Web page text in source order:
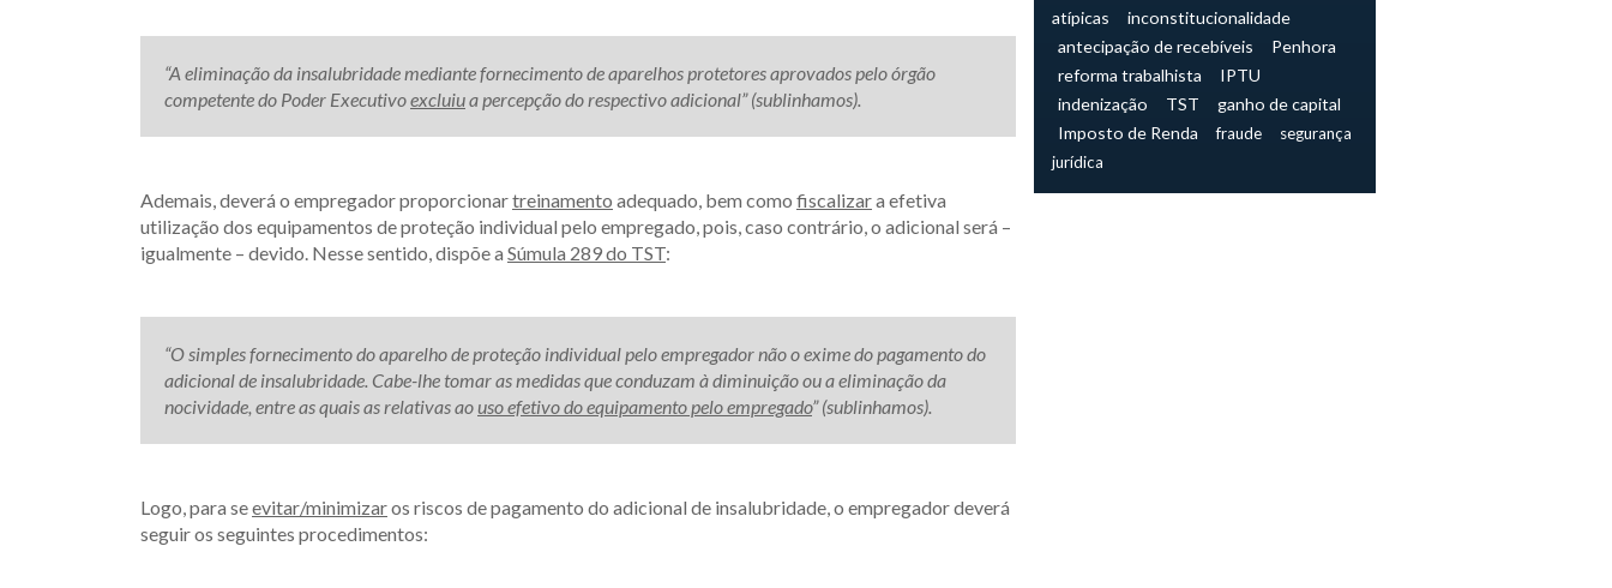
“A eliminação da insalubridade mediante fornecimento de aparelhos protetores aprovados pelo órgão
competente do Poder Executivoexcluiua percepção do respectivo adicional” (sublinhamos).
Ademais, deverá o empregador proporcionartreinamento adequado, bem como fiscalizara efetiva
utilização dos equipamentos de proteção individual pelo empregado, pois, caso contrário, o adicional será –
igualmente – devido. Nesse sentido, dispõe a Súmula 289 do TST:
“O simples fornecimento do aparelho de proteção individual pelo empregador não o exime do pagamento do
adicional de insalubridade. Cabe-lhe tomar as medidas que conduzam à diminuição ou a eliminação da
nocividade, entre as quais as relativas aouso efetivo do equipamento pelo empregado” (sublinhamos).
Logo, para seevitar/minimizaros riscos de pagamento do adicional de insalubridade, o empregador deverá
seguir os seguintes procedimentos:
atípicas
inconstitucionalidade
antecipação de recebíveis
Penhora
reforma trabalhista
IPTU
indenização
TST
ganho de capital
Imposto de Renda
fraude
segurança
jurídica